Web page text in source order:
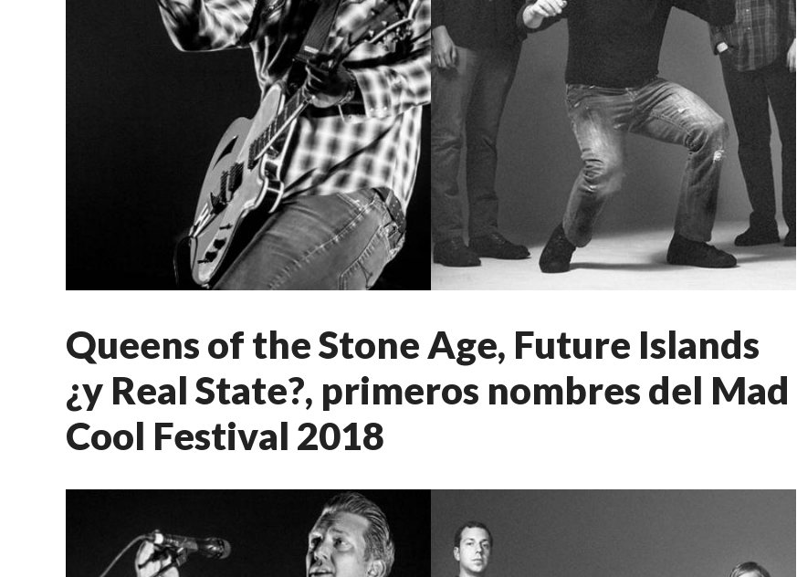
Queens of the Stone Age, Future Islands
¿y Real State?, primeros nombres del Mad
Cool Festival 2018